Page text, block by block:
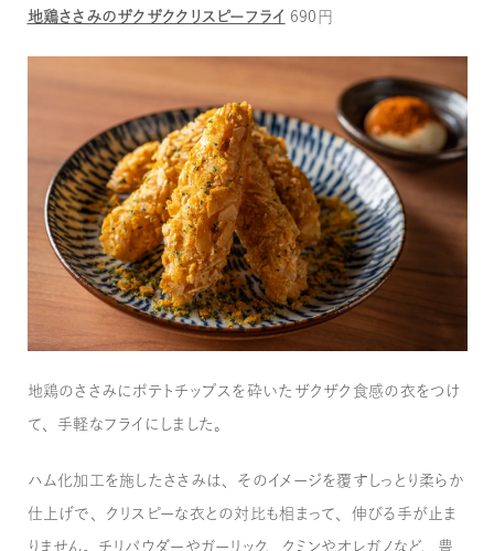
地鶏ささみのザクザククリスピーフライ 690円
地鶏のささみにポテトチップスを砕いたザクザク食感の衣をつけ
て、手軽なフライにしました。
ハム化加工を施したささみは、そのイメージを覆すしっとり柔らか
仕上げで、クリスピーな衣との対比も相まって、伸びる手が止ま
りません。チリパウダーやガーリック、クミンやオレガノなど、豊